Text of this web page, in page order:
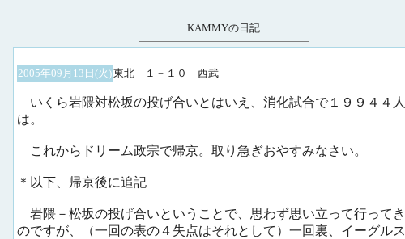
KAMMYの日記
2005年09月13日(火)東北 １－１０ 西武
いくら岩隈対松坂の投げ合いとはいえ、消化試合で１９９４４
は。
これからドリーム政宗で帰京。取り急ぎおやすみなさい。
＊以下、帰京後に追記
岩隈－松坂の投げ合いということで、思わず思い立って行って
のですが、（一回の表の４失点はそれとして）一回裏、イーグル